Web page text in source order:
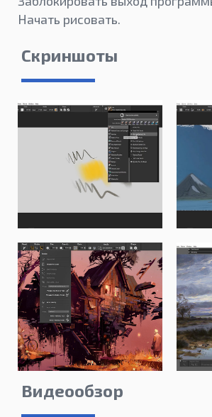
Начать рисовать.
Скриншоты
Видеообзор